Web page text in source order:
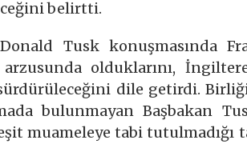
belirtti.
Donald Tusk konuşmasında
olduklarını,
dile getirdi.
bulunmayan Başbakan
muameleye tabi tutulmadığı